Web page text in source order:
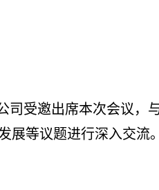
受邀出席本次会议，
等议题进行深入交流。